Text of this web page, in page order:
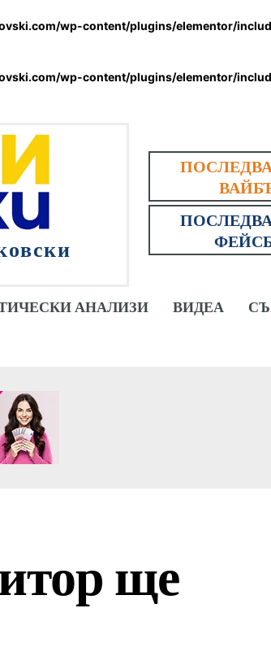
wp-content/plugins/elementor/
wp-content/plugins/elementor/
АНАЛИЗИ ВИДЕА
ще